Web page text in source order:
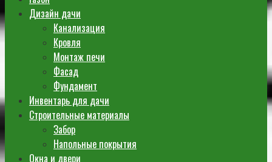
Дизайн дачи
Канализация
Кровля
Монтаж печи
Фасад
Фундамент
Инвентарь для дачи
Строительные материалы
Забор
Напольные покрытия
Окна и двери